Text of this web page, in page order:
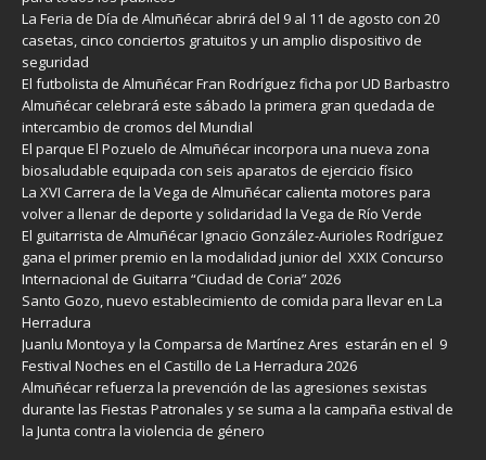
La Feria de Día de Almuñécar abrirá del 9 al 11 de agosto con 20
casetas, cinco conciertos gratuitos y un amplio dispositivo de
seguridad
El futbolista de Almuñécar Fran Rodríguez ficha por UD Barbastro
Almuñécar celebrará este sábado la primera gran quedada de
intercambio de cromos del Mundial
El parque El Pozuelo de Almuñécar incorpora una nueva zona
biosaludable equipada con seis aparatos de ejercicio físico
La XVI Carrera de la Vega de Almuñécar calienta motores para
volver a llenar de deporte y solidaridad la Vega de Río Verde
El guitarrista de Almuñécar Ignacio González-Aurioles Rodríguez
gana el primer premio en la modalidad junior del XXIX Concurso
Internacional de Guitarra “Ciudad de Coria” 2026
Santo Gozo, nuevo establecimiento de comida para llevar en La
Herradura
Juanlu Montoya y la Comparsa de Martínez Ares estarán en el 9
Festival Noches en el Castillo de La Herradura 2026
Almuñécar refuerza la prevención de las agresiones sexistas
durante las Fiestas Patronales y se suma a la campaña estival de
la Junta contra la violencia de género